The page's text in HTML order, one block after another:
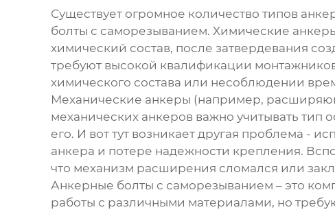
Существует огромное количество типов
болты с саморезыванием. Химические
химический состав, после затвердевания
требуют высокой квалификации
химического состава или несоблюдении
Механические анкеры (например,
механических анкеров важно учитывать тип
его. И вот тут возникает другая проблема -
анкера и потере надежности крепления.
что механизм расширения сломался или
Анкерные болты с саморезыванием – это
работы с различными материалами, но